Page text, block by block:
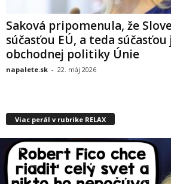
Saková pripomenula, že
súčasťou EÚ, a teda
obchodnej politiky Únie
napalete.sk - 22. máj 2026
Viac perál v rubrike RELAX